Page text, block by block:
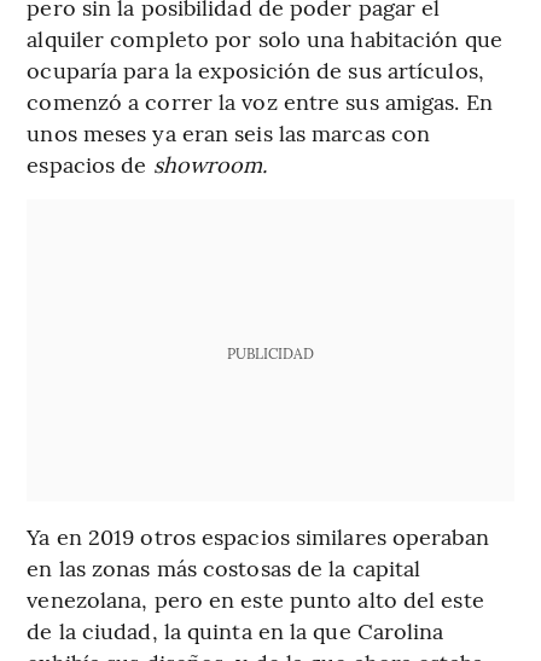
pero sin la posibilidad de poder pagar el
alquiler completo por solo una habitación que
ocuparía para la exposición de sus artículos,
comenzó a correr la voz entre sus amigas. En
unos meses ya eran seis las marcas con
espacios de showroom.
PUBLICIDAD
Ya en 2019 otros espacios similares operaban
en las zonas más costosas de la capital
venezolana, pero en este punto alto del este
de la ciudad, la quinta en la que Carolina